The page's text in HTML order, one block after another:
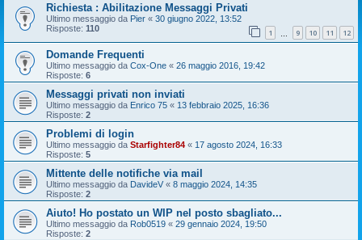
Richiesta : Abilitazione Messaggi Privati
Ultimo messaggio da Pier « 30 giugno 2022, 13:52
Risposte: 110 1 9 10 11 12
Domande Frequenti
Ultimo messaggio da Cox-One « 26 maggio 2016, 19:42
Risposte: 6
Messaggi privati non inviati
Ultimo messaggio da Enrico 75 « 13 febbraio 2025, 16:36
Risposte: 2
Problemi di login
Ultimo messaggio da Starfighter84 « 17 agosto 2024, 16:33
Risposte: 5
Mittente delle notifiche via mail
Ultimo messaggio da DavideV « 8 maggio 2024, 14:35
Risposte: 2
Aiuto! Ho postato un WIP nel posto sbagliato...
Ultimo messaggio da Rob0519 « 29 gennaio 2024, 19:50
Risposte: 2